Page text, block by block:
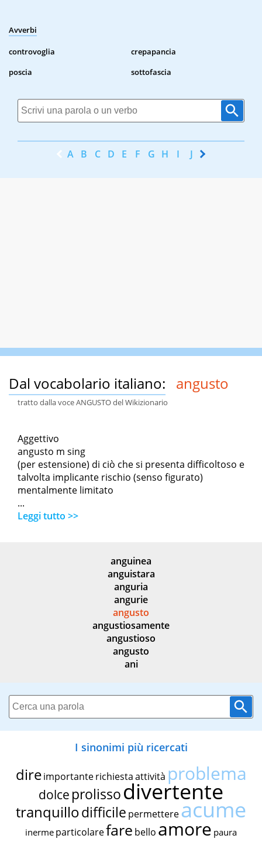
Avverbi
controvoglia
crepapancia
poscia
sottofascia
A B C D E F G H I J K
Dal vocabolario italiano: angusto
tratto dalla voce ANGUSTO del Wikizionario
Aggettivo
angusto m sing
(per estensione) di ciò che si presenta difficoltoso e
talvolta implicante rischio (senso figurato)
mentalmente limitato
...
Leggi tutto >>
anguinea
anguistara
anguria
angurie
angusto
angustiosamente
angustioso
angusto
ani
I sinonimi più ricercati
dire importante richiestaattività problema
dolce prolissodivertente
tranquillodifficile permettereacume
inerme particolarefare bello amore paura